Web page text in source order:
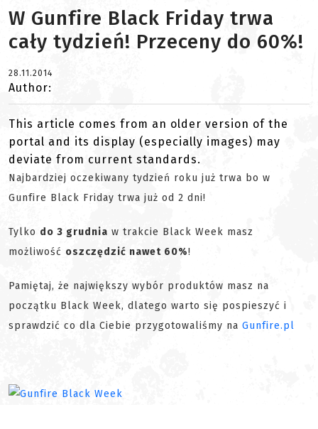
W Gunfire Black Friday trwa
cały tydzień! Przeceny do 60%!
28.11.2014
Author:
This article comes from an older version of the
portal and its display (especially images) may
deviate from current standards.
Najbardziej oczekiwany tydzień roku już trwa bo w
Gunfire Black Friday trwa już od 2 dni!
Tylko do 3 grudnia w trakcie Black Week masz
możliwość oszczędzić nawet 60%!
Pamiętaj, że największy wybór produktów masz na
początku Black Week, dlatego warto się pospieszyć i
sprawdzić co dla Ciebie przygotowaliśmy na Gunfire.pl